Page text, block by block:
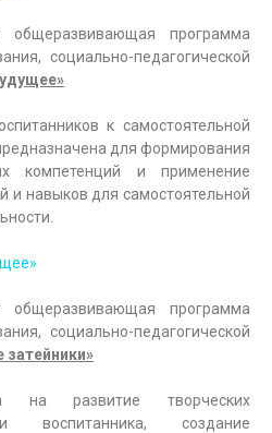
общеразвивающая программа
социально-педагогической
к самостоятельной
для формирования
компетенций и применение
и навыков для самостоятельной
общеразвивающая программа
социально-педагогической
затейники»
на развитие творческих
воспитанника, создание